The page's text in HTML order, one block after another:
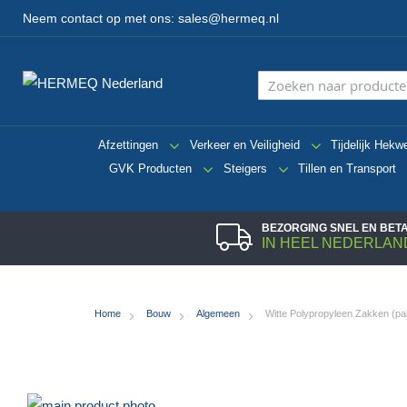
Neem contact op met ons: sales@hermeq.nl
Afzettingen Verkeer en Veiligheid Tijdelijk
GVK Producten
Steigers Tillen en Transport
BEZORGING SNEL EN
IN HEEL
Home Bouw Algemeen Witte Polypropyleen Zakken